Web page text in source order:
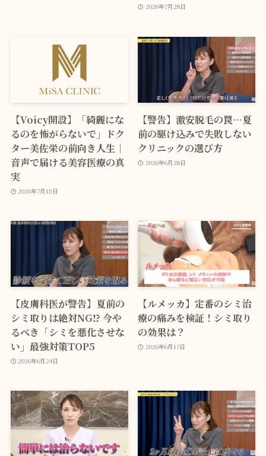
2026年7月28日
【Voicy開設】「綺麗にな
るのを怖がらないで」ドク
ター美佐栄の前向き人生｜
音声で届ける美容医療の真
実
2026年7月15日
【警告】激安脱毛の罠…夏
前の駆け込みで失敗しない
クリニックの選び方
2026年6月28日
【皮膚科医が警告】夏前の
シミ取りは絶対NG⁉ 今や
るべき「シミを悪化させな
い」最強対策TOP5
2026年6月24日
【ルメッカ】定番のシミ治
療の痛みを検証！シミ取り
の効果は？
2026年6月17日